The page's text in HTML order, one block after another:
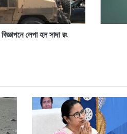
লেপা হল সাদা রং
য়ে
বা
ড়
ল
দৈ
নি